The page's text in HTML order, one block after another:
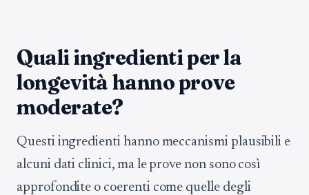
Quali ingredienti per la
longevità hanno prove
moderate?
Questi ingredienti hanno meccanismi plausibili e
alcuni dati clinici, ma le prove non sono così
approfondite o coerenti come quelle degli